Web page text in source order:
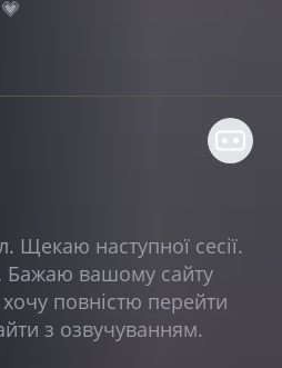
Щекаю наступної сесії.
Бажаю вашому сайту
повністю перейти
з озвучуванням.